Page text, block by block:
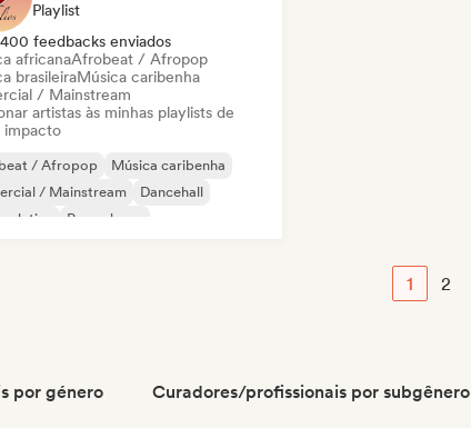
Playlist
feedbacks enviados
africanaAfrobeat / Afropop
brasileiraMúsica caribenha
/ Mainstream
artistas às minhas playlists de
impacto
/ Afropop
Música caribenha
/ Mainstream
Dancehall
latina
Pop urbano
1 2
por género Curadores/profissionais por subgênero